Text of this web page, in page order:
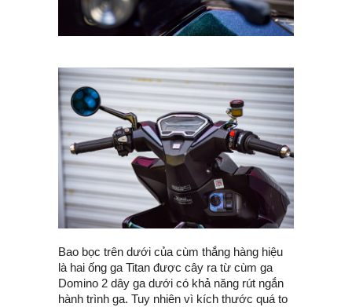
Bao bọc trên dưới của cùm thắng hàng hiệu
là hai ống ga Titan được cây ra từ cùm ga
Domino 2 dây ga dưới có khả năng rút ngắn
hành trình ga. Tuy nhiên vì kích thước quá to